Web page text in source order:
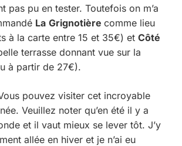
pas pu en tester. Toutefois on m’a
La Grignotière comme lieu
à la carte entre 15 et 35€) et Côté
terrasse donnant vue sur la
à partir de 27€).
pouvez visiter cet incroyable
Veuillez noter qu’en été il y a
et il vaut mieux se lever tôt. J’y
allée en hiver et je n’ai eu